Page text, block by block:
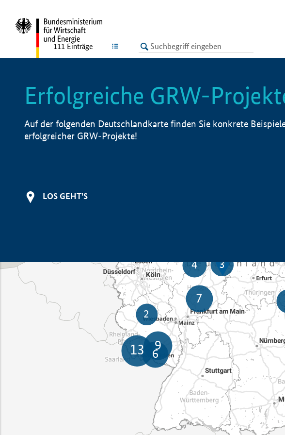
LISTE
111 Einträge
Erfolgreiche GRW-
Auf der folgenden Deutschlandkarte finden Sie konkrete
erfolgreicher GRW-Projekte!
LOS GEHT'S